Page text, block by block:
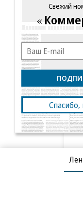
Свежий
Спасибо,